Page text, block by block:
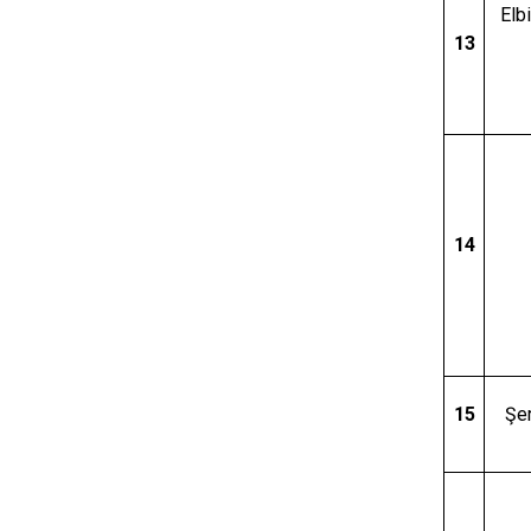
13
14
15